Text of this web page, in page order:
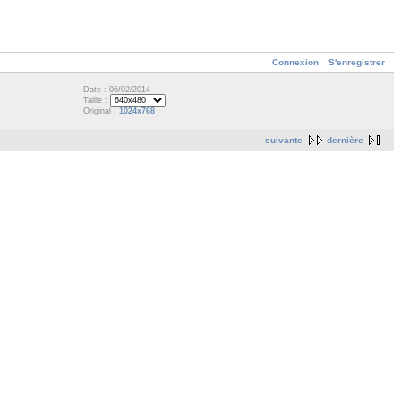
Connexion S'enregistrer
Date : 06/02/2014
Taille :
Original : 1024x768
suivante dernière